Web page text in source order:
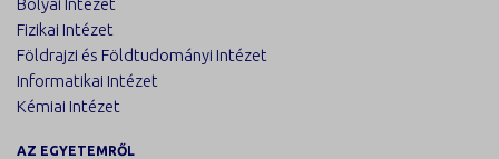
Fizikai Intézet
Földrajzi és Földtudományi Intézet
Informatikai Intézet
Kémiai Intézet
AZ EGYETEMRŐL